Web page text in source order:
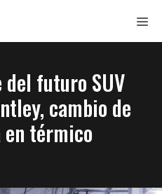
futuro SUV
cambio de
térmico